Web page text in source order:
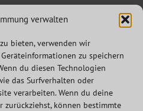
verwalten
bieten, verwenden wir
zu speichern
du diesen Technologien
das Surfverhalten oder
verarbeiten. Wenn du deine
können bestimmte
Folgen Sie uns